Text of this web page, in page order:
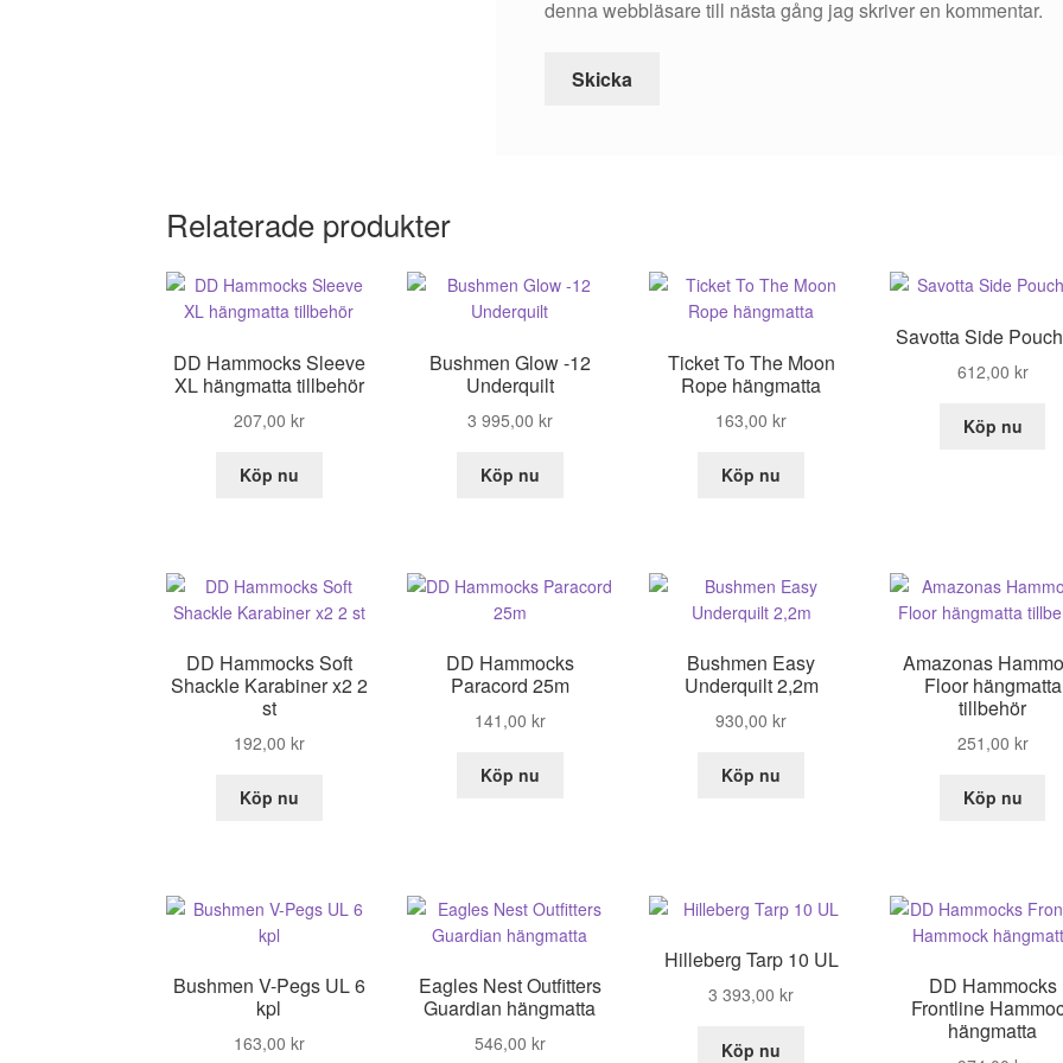
denna webbläsare till nästa gång jag skriver en kommentar.
Relaterade produkter
DD Hammocks Sleeve
XL hängmatta tillbehör
207,00 kr
Köp nu
Bushmen Glow -12
Underquilt
3 995,00 kr
Köp nu
Ticket To The Moon
Rope hängmatta
163,00kr
Köp nu
Savotta Side
612,00 kr
Köp nu
DD Hammocks Soft
Shackle Karabiner x2 2
st
192,00 kr
Köp nu
DD Hammocks
Paracord 25m
141,00 kr
Köp nu
Bushmen Easy
Underquilt 2,2m
930,00kr
Köp nu
Amazonas
Floor hängmatta
tillbehör
251,00 kr
Köp nu
Bushmen V-Pegs UL 6
kpl
163,00 kr
Eagles Nest Outfitters
Guardian hängmatta
546,00 kr
Hilleberg Tarp 10 UL
3 393,00kr
Köp nu
DD Hammocks
Frontline
hängmatta